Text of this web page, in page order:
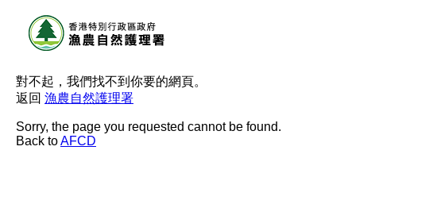
對不起，我們找不到你要的網頁。
返回 漁農自然護理署
Sorry, the page you requested cannot be found.
Back toAFCD